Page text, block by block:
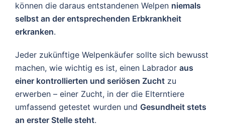
können die daraus entstandenen Welpen niemals
selbst an der entsprechenden Erbkrankheit
erkranken.
Jeder zukünftige Welpenkäufer sollte sich bewusst
machen, wie wichtig es ist, einen Labrador aus
einer kontrollierten und seriösen Zucht zu
erwerben – einer Zucht, in der die Elterntiere
umfassend getestet wurden und Gesundheit stets
an erster Stelle steht.